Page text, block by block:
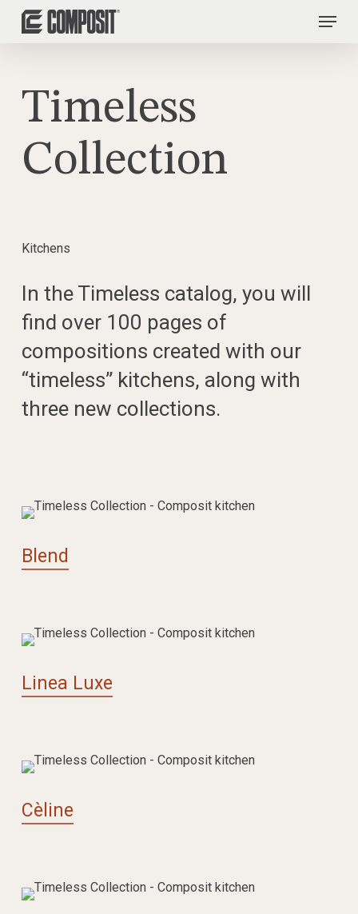
Skip
Menu
Timeless
Collection
Kitchens
In the Timeless catalog, you will
find over 100 pages of
compositions created with our
“timeless” kitchens, along with
three new collections.
Blend
Linea Luxe
Cèline